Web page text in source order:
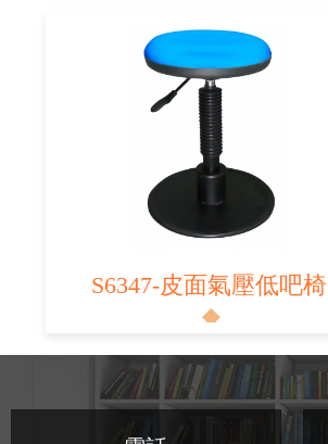
S6347-皮面氣壓低吧椅